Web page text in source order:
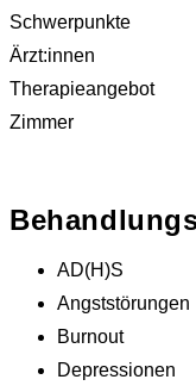
Schwerpunkte
Ärzt:innen
Therapieangebot
Zimmer
AD(H)S
Angststörungen
Burnout
Depressionen